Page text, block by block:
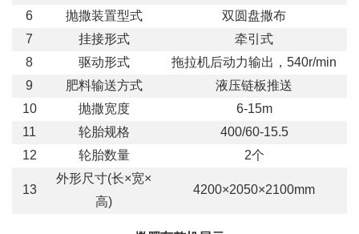
6
抛撒装置型式
双圆盘撒布
7
挂接形式
牵引式
8
驱动形式
拖拉机后动力输出，540r/min
9
肥料输送方式
液压链板推送
10
抛撒宽度
6-15m
11
轮胎规格
400/60-15.5
12
轮胎数量 2个
13
外形尺寸(长×宽×
高)
4200×2050×2100mm